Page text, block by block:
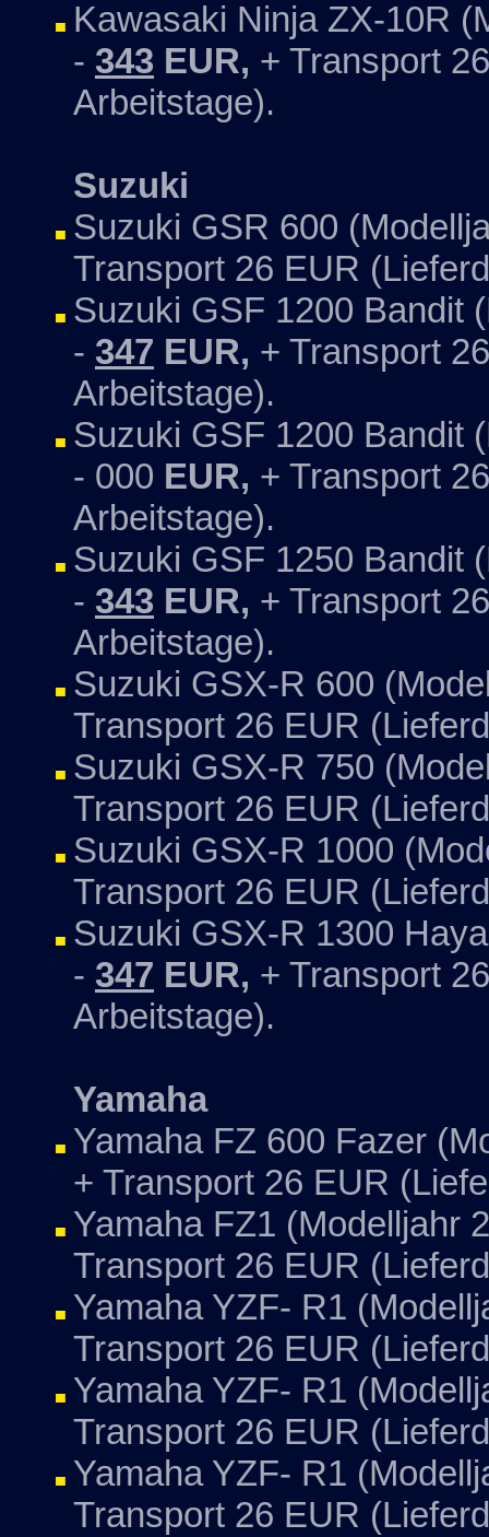
Kawasaki Ninja ZX-10R
- 343 EUR, + Transport
Arbeitstage).
Suzuki
Suzuki GSR 600
Transport 26 EUR
Suzuki GSF 1200 Bandit
- 347 EUR, + Transport
Arbeitstage).
Suzuki GSF 1200 Bandit
- 000 EUR, + Transport
Arbeitstage).
Suzuki GSF 1250 Bandit
- 343 EUR, + Transport
Arbeitstage).
Suzuki GSX-R 600
Transport 26 EUR
Suzuki GSX-R 750
Transport 26 EUR
Suzuki GSX-R 1000
Transport 26 EUR
Suzuki GSX-R 1300
- 347 EUR, + Transport
Arbeitstage).
Yamaha
Yamaha FZ 600 Fazer
+ Transport 26 EUR
Yamaha FZ1 (Modelljahr
Transport 26 EUR
Yamaha YZF- R1
Transport 26 EUR
Yamaha YZF- R1
Transport 26 EUR
Yamaha YZF- R1
Transport 26 EUR